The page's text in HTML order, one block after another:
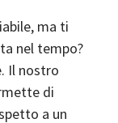
, ma ti
nel tempo?
Il nostro
di
a un